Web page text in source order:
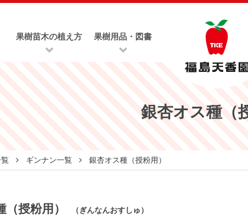
果樹苗木の植え方 果樹用品・図書
銀杏オス種（
ギンナン一覧 銀杏オス種（授粉用）
授粉用） （ぎんなんおすしゅ）